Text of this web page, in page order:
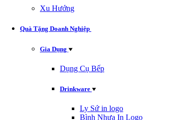
Xu Hướng
Quà Tặng Doanh Nghiệp
Gia Dụng
Dụng Cụ Bếp
Drinkware
Ly Sứ in logo
Bình Nhựa In Logo